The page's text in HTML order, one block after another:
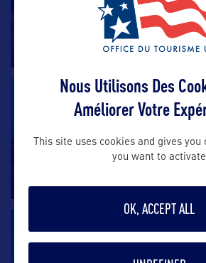
Pour se marier à Hawaii, il suffit
certificat de mariage à …
DIVERTISSEMENT
Ziplining à Kaua’i
Allongé la tête en avant ou plus
Nous Utilisons Des
Améliorer Votre
This site uses cookies and gives
you want to activate
OK, ACCEPT ALL